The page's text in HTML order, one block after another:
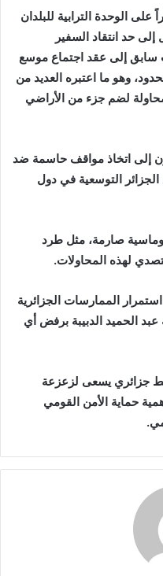
الوحدة الترابية للبلدان
حد انتقاد السفير
سابق إلى عقد اجتماع موسع
وهو ما اعتبره العديد من
ومحاولة لضم جزء من الأراضي
إلى اتخاذ مواقف حاسمة ضد
التوسعية في دول
صارمة، مثل طرد
لهذه المحاولات.
الممارسات الجزائرية
الحميد الدبيبة برفض أي
جزائري يسعى لزعزعة
حماية الأمن القومي